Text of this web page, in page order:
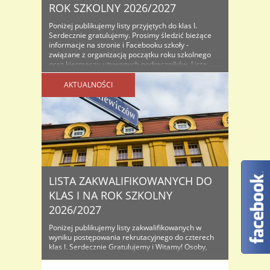
ROK SZKOLNY 2026/2027
Poniżej publikujemy listy przyjętych do klas I.
Serdecznie gratulujemy. Prosimy śledzić bieżące
informacje na stronie i Facebooku szkoły -
związane z organizacją początku roku szkolnego
oraz kiermaszu używanych podręczników. Lista
osób przyjętych do klas I na rok szkolny...
AKTUALNOŚCI
LISTA ZAKWALIFIKOWANYCH DO
KLAS I NA ROK SZKOLNY
2026/2027
Poniżej publikujemy listy zakwalifikowanych w
wyniku postępowania rekrutacyjnego do czterech
klas I. Serdecznie Gratulujemy i Witamy! Osoby,